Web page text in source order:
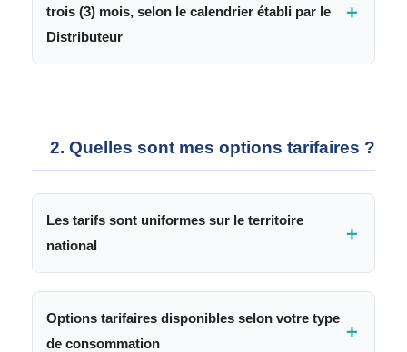
trois (3) mois, selon le calendrier établi par le
Distributeur
＋
commerciale.
2. Quelles sont mes options tarifaires ?
Les tarifs sont uniformes sur le territoire
national
＋
l’électricité et du gaz par décision CREG
15/CD du 29 décembre 2015
Options tarifaires disponibles selon votre type
de consommation
＋